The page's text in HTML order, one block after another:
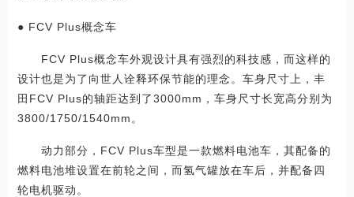
● FCV Plus概念车
FCV Plus概念车外观设计具有强烈的科技感，而这样的
设计也是为了向世人诠释环保节能的理念。车身尺寸上，丰
田FCV Plus的轴距达到了3000mm，车身尺寸长宽高分别为
3800/1750/1540mm。
动力部分，FCV Plus车型是一款燃料电池车，其配备的
燃料电池堆设置在前轮之间，而氢气罐放在车后，并配备四
轮电机驱动。